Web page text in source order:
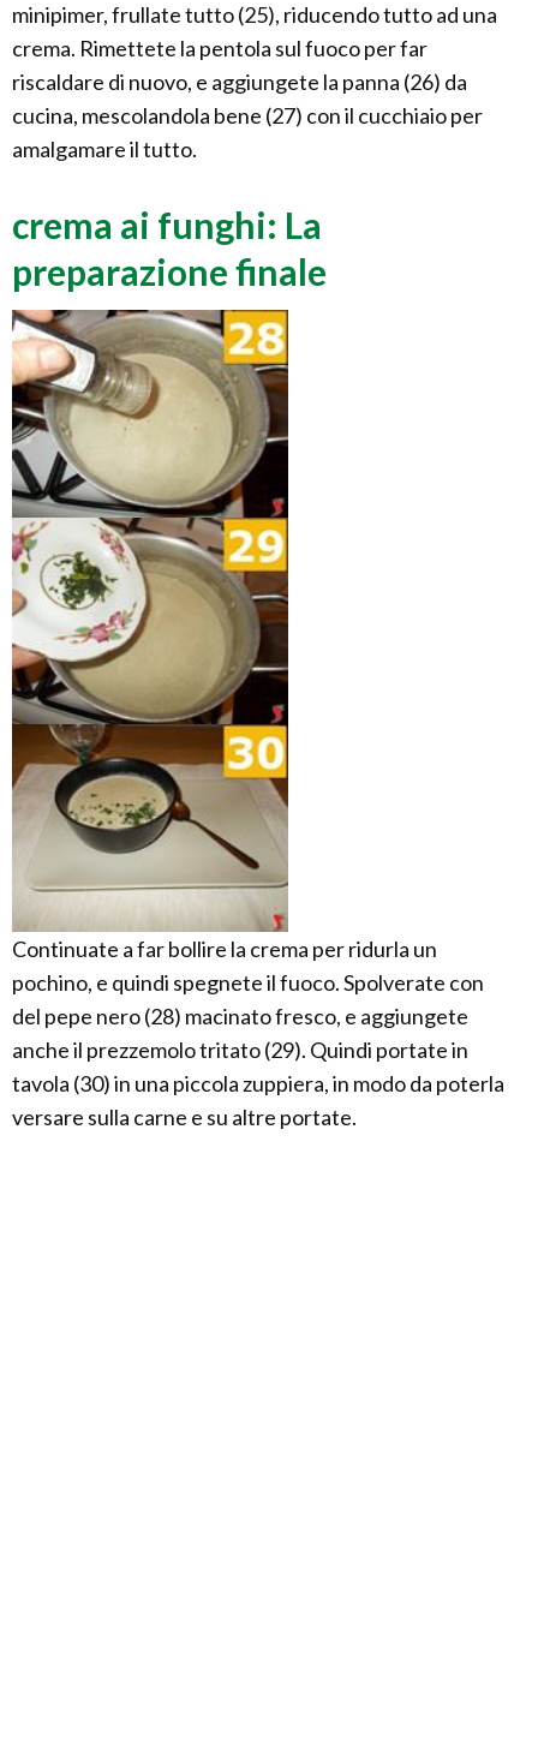
minipimer, frullate tutto (25), riducendo tutto ad una
crema. Rimettete la pentola sul fuoco per far
riscaldare di nuovo, e aggiungete la panna (26) da
cucina, mescolandola bene (27) con il cucchiaio per
amalgamare il tutto.
crema ai funghi: La
preparazione finale
Continuate a far bollire la crema per ridurla un
pochino, e quindi spegnete il fuoco. Spolverate con
del pepe nero (28) macinato fresco, e aggiungete
anche il prezzemolo tritato (29). Quindi portate in
tavola (30) in una piccola zuppiera, in modo da poterla
versare sulla carne e su altre portate.